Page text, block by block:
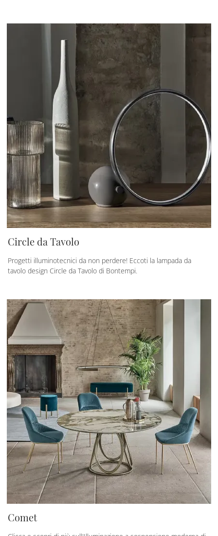
Circle da Tavolo
Progetti illuminotecnici da non perdere! Eccoti la lampada da
tavolo design Circle da Tavolo di Bontempi.
Comet